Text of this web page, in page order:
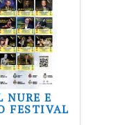
NURE E
FESTIVAL